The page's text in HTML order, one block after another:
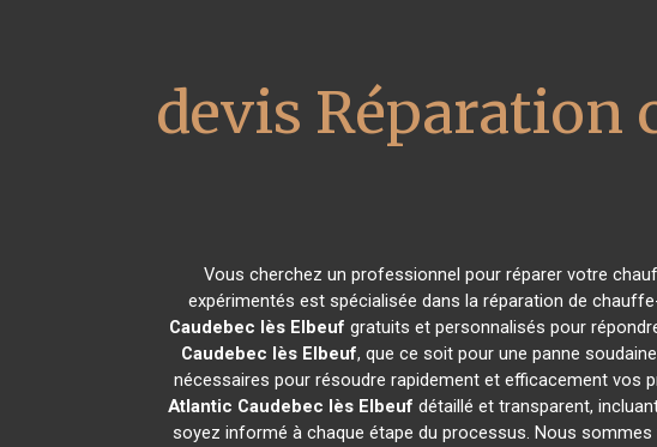
devis Réparation
Vous cherchez un professionnel pour réparer votre
expérimentés est spécialisée dans la réparation de
Caudebec lès Elbeuf gratuits et personnalisés pour
Caudebec lès Elbeuf, que ce soit pour une panne
nécessaires pour résoudre rapidement et efficacement
Atlantic Caudebec lès Elbeuf détaillé et transparent,
soyez informé à chaque étape du processus. Nous